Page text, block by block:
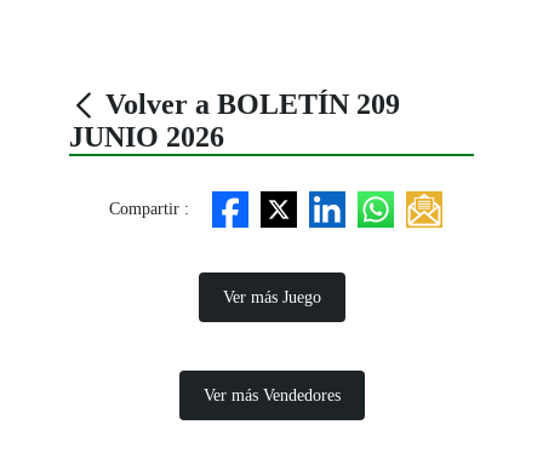
Volver a BOLETÍN 209
JUNIO 2026
Compartir :
Ver más Juego
Ver más Vendedores